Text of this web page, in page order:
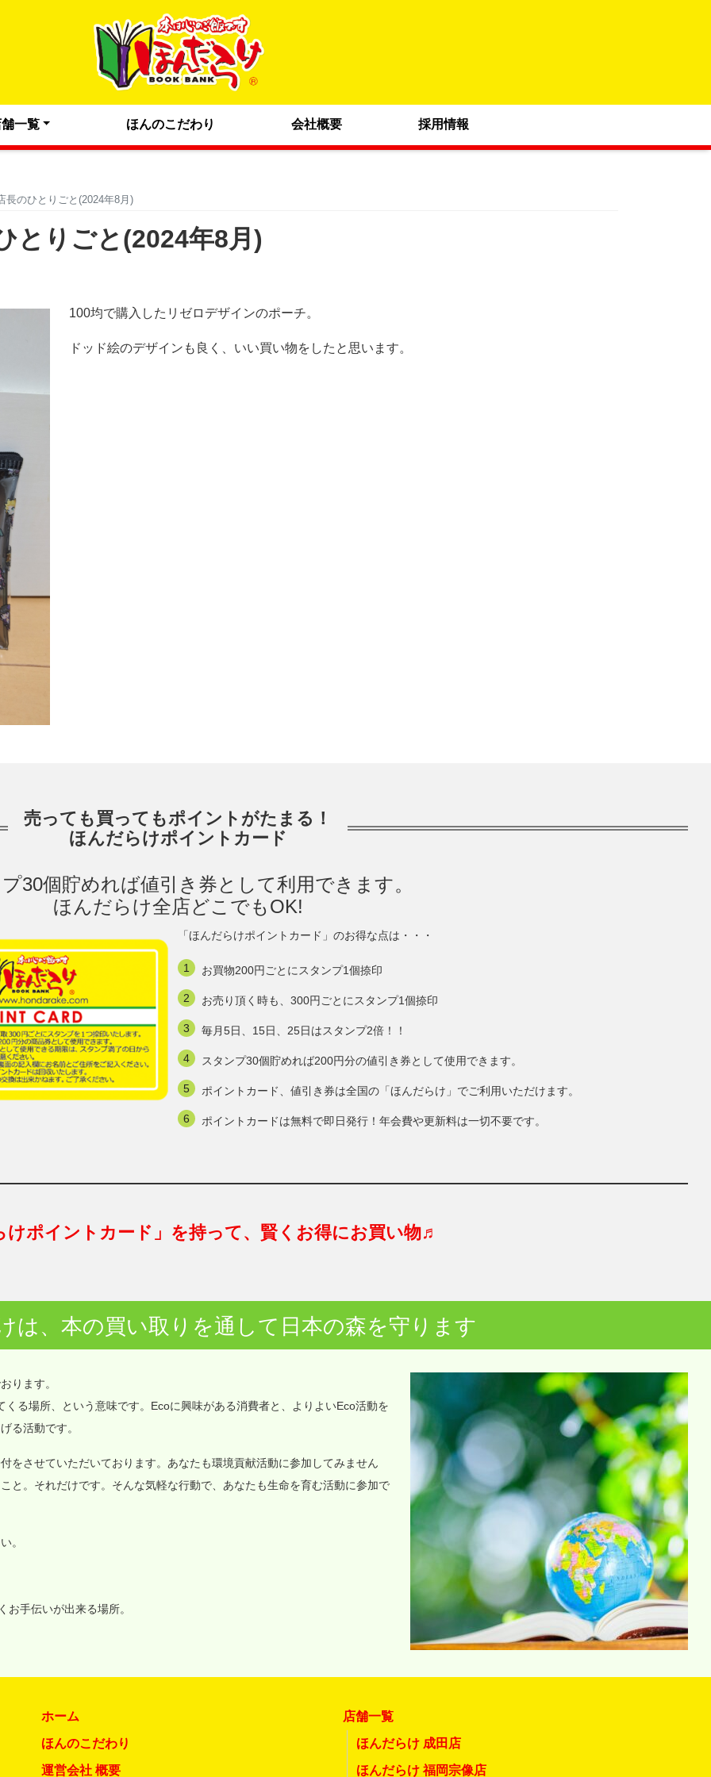
一覧 ほんのこだわり 会社概要 採用情報
長のひとりごと(2024年8月)
とりごと(2024年8月)
100均で購入したリゼロデザインのポーチ。
ドッド絵のデザインも良く、いい買い物をしたと思います。
売っても買ってもポイントがたまる！
ほんだらけポイントカード
30個貯めれば値引き券として利用できます。
ほんだらけ全店どこでもOK!
「ほんだらけポイントカード」のお得な点は・・・
お買物200円ごとにスタンプ1個捺印
お売り頂く時も、300円ごとにスタンプ1個捺印
毎月5日、15日、25日はスタンプ2倍！！
スタンプ30個貯めれば200円分の値引き券として使用できます。
ポイントカード、値引き券は全国の「ほんだらけ」でご利用いただけます。
ポイントカードは無料で即日発行！年会費や更新料は一切不要です。
けポイントカード」を持って、賢くお得にお買い物♬
は、本の買い取りを通して日本の森を守ります
ります。
る場所、という意味です。Ecoに興味がある消費者と、よりよいEco活動を
る活動です。
をさせていただいております。あなたも環境貢献活動に参加してみません
と。それだけです。そんな気軽な行動で、あなたも生命を育む活動に参加で
。
手伝いが出来る場所。
ホーム
ほんのこだわり
運営会社 概要
店舗一覧
ほんだらけ 成田店
ほんだらけ 福岡宗像店